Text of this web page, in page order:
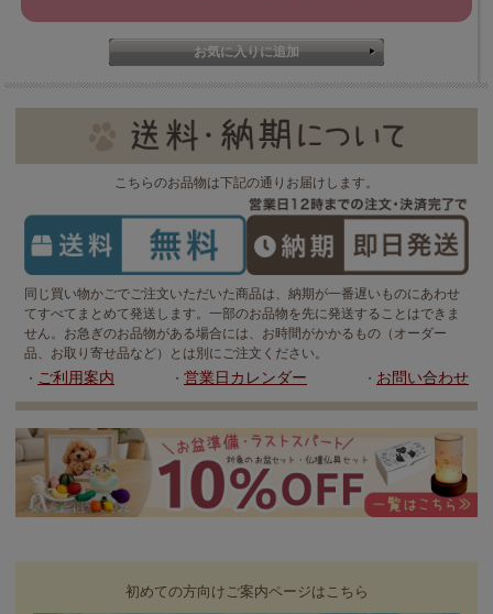
こちらのお品物は下記の通りお届けします。
同じ買い物かごでご注文いただいた商品は、納期が一番遅いものにあわせ
てすべてまとめて発送します。一部のお品物を先に発送することはできま
せん。お急ぎのお品物がある場合には、お時間がかかるもの（オーダー
品、お取り寄せ品など）とは別にご注文ください。
・ ご利用案内 ・ 営業日カレンダー ・ お問い合わせ
初めての方向けご案内ページはこちら